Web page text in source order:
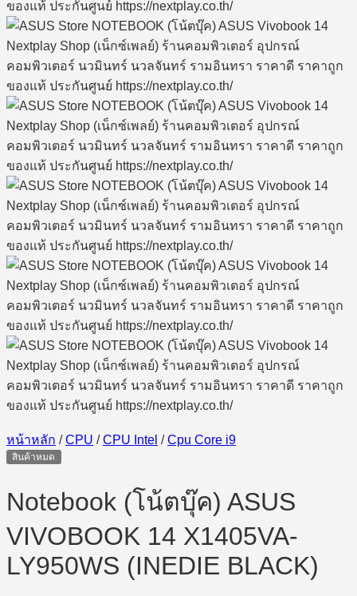
หน้าหลัก / CPU / CPU Intel / Cpu Core i9
สินค้าหมด
Notebook (โน้ตบุ๊ค) ASUS
VIVOBOOK 14 X1405VA-
LY950WS (INEDIE BLACK)